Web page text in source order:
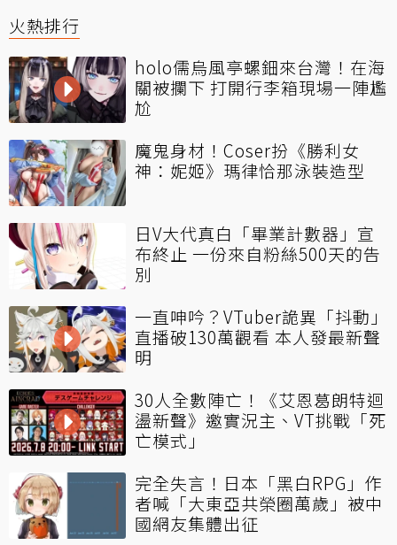
火熱排行
holo儒烏風亭螺鈿來台灣！在海
關被攔下 打開行李箱現場一陣尷
尬
魔鬼身材！Coser扮《勝利女
神：妮姬》瑪律恰那泳裝造型
日V大代真白「畢業計數器」宣
布終止 一份來自粉絲500天的告
別
一直呻吟？VTuber詭異「抖動」
直播破130萬觀看 本人發最新聲
明
30人全數陣亡！《艾恩葛朗特迴
盪新聲》邀實況主、VT挑戰「死
亡模式」
完全失言！日本「黑白RPG」作
者喊「大東亞共榮圈萬歲」被中
國網友集體出征